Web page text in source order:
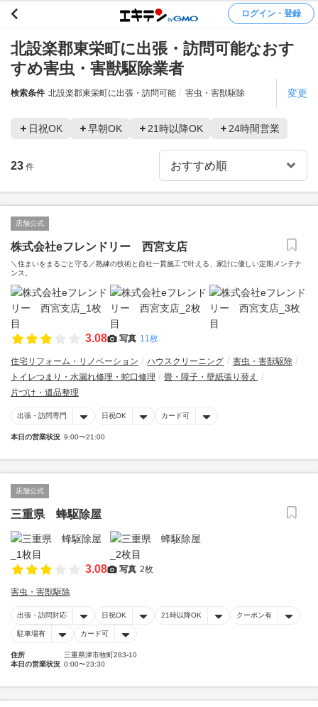
ログイン・登録
北設楽郡東栄町に出張・訪問可能なおす
すめ害虫・害獣駆除業者
検索条件 北設楽郡東栄町に出張・訪問可能 害虫・害獣駆除 変更
日祝OK 早朝OK 21時以降OK 24時間営業
23 件
店舗公式
株式会社eフレンドリー 西宮支店
＼住まいをまるごと守る／熟練の技術と自社一貫施工で叶える、家計に優しい定期メンテナ
ンス。
3.08 写真 11枚
住宅リフォーム・リノベーション ハウスクリーニング
害虫・害獣駆除
トイレつまり・水漏れ修理・蛇口修理
畳・障子・壁紙張り替え
片づけ・遺品整理
出張・訪問専門 日祝OK カード可
本日の営業状況 9:00〜21:00
店舗公式
三重県 蜂駆除屋
3.08 写真 2枚
害虫・害獣駆除
出張・訪問対応 日祝OK 21時以降OK クーポン有
駐車場有 カード可
住所
三重県津市牧町283-10
本日の営業状況 0:00〜23:30